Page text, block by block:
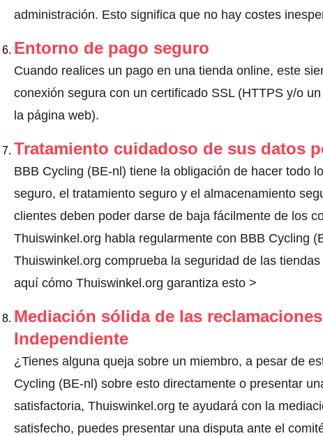
administración. Esto significa que no hay costes
Entorno de pago seguro
Cuando realices un pago en una tienda online, este
conexión segura con un certificado SSL (HTTPS y/o
la página web).
Tratamiento cuidadoso de sus datos
BBB Cycling (BE-nl) tiene la obligación de hacer todo
seguro, el tratamiento seguro y el almacenamiento
clientes deben poder darse de baja fácilmente de los
Thuiswinkel.org habla regularmente con BBB Cycling
Thuiswinkel.org comprueba la seguridad de las
aquí cómo Thuiswinkel.org garantiza esto >
Mediación sólida de las
Independiente
¿Tienes alguna queja sobre un miembro, a pesar de
Cycling (BE-nl) sobre esto directamente o presentar
satisfactoria, Thuiswinkel.org te ayudará con la
satisfecho, puedes presentar una disputa ante el